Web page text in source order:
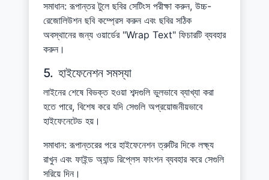
সমাধান: রূপান্তর টুলে ছবির সেটিংস পরীক্ষা করুন, উচ্চ-
রেজোলিউশন ছবি কম্প্রেস করুন এবং ছবির সঠিক
অবস্থানের জন্য ওয়ার্ডের "Wrap Text" ফিচারটি ব্যবহার
করুন।
5. হাইফেনেশন সমস্যা
লাইনের শেষে বিভক্ত হওয়া শব্দগুলি ভুলভাবে ব্যাখ্যা করা
হতে পারে, বিশেষ করে যদি সেগুলি অপ্রয়োজনীয়ভাবে
হাইফেনেটেড হয়।
সমাধান: রূপান্তরের পরে হাইফেনেশন ত্রুটির দিকে লক্ষ্য
রাখুন এবং ফাইন্ড অ্যান্ড রিপ্লেস ফাংশন ব্যবহার করে সেগুলি
সরিয়ে দিন।